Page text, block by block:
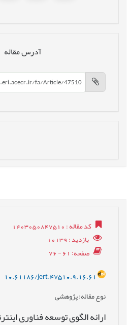
آدرس مقاله
کد مقاله: 1403050847510
بازدید: 10139
صفحه: 61 - 76
10.61186/jert.47510.9.16.61
نوع مقاله: پژوهشی
ارائه الگوی توسعه فناوری